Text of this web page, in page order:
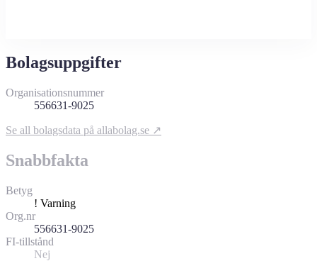
Bolagsuppgifter
Organisationsnummer
556631-9025
Se all bolagsdata på allabolag.se ↗
Snabbfakta
Betyg
! Varning
Org.nr
556631-9025
FI-tillstånd
Nej